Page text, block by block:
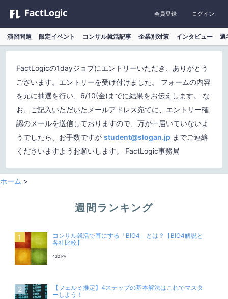
会員登録 ログイン
演習問題 限定イベント コンサル就活記事 企業別対策 インタビュー 選
FactLogicの1dayジョブにエントリーいただき、ありがとう
ございます。エントリーを受け付けました。 フォームの内容
を元に抽選を行い、6/10(金)までに結果をお伝えします。 な
お、ご記入いただいたメールアドレス宛てに、エントリー確
認のメールを送信しておりますので、万が一届いていないよ
うでしたら、お手数ですが student@slogan.jp までご連絡
くださいますようお願いします。 FactLogic事務局
ホーム >
週間ランキング
コンサル就活で耳にする「BIG4」とは？【BIG4解説と
各社比較】
432 PV
【フェルミ推定】4ステップの基本解法はこれでマスタ
ーしよう！